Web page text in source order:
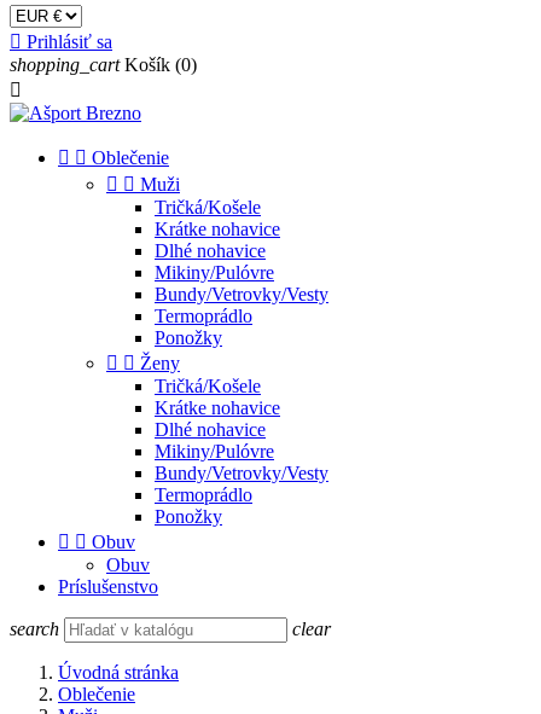
 Prihlásiť sa
shopping_cart Košík (0)

  Oblečenie
  Muži
Tričká/Košele
Krátke nohavice
Dlhé nohavice
Mikiny/Pulóvre
Bundy/Vetrovky/Vesty
Termoprádlo
Ponožky
  Ženy
Tričká/Košele
Krátke nohavice
Dlhé nohavice
Mikiny/Pulóvre
Bundy/Vetrovky/Vesty
Termoprádlo
Ponožky
  Obuv
Obuv
Príslušenstvo
search clear
Úvodná stránka
Oblečenie